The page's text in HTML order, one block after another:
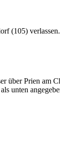
(105)
über Prien am
unten